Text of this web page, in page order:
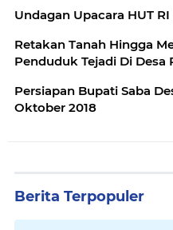
Undagan Upacara HUT
Retakan Tanah Hingga
Penduduk Tejadi Di Desa
Persiapan Bupati Saba
Oktober 2018
Berita Terpopuler